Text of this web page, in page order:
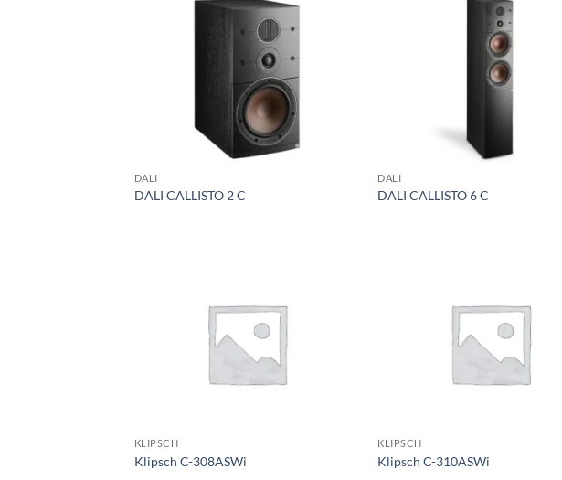
DALI
DALI CALLISTO 2 C
DALI
DALI CALLISTO 6 C
KLIPSCH
Klipsch C-308ASWi
KLIPSCH
Klipsch C-310ASWi